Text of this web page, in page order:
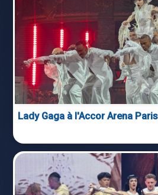
Lady Gaga à l'Accor Arena